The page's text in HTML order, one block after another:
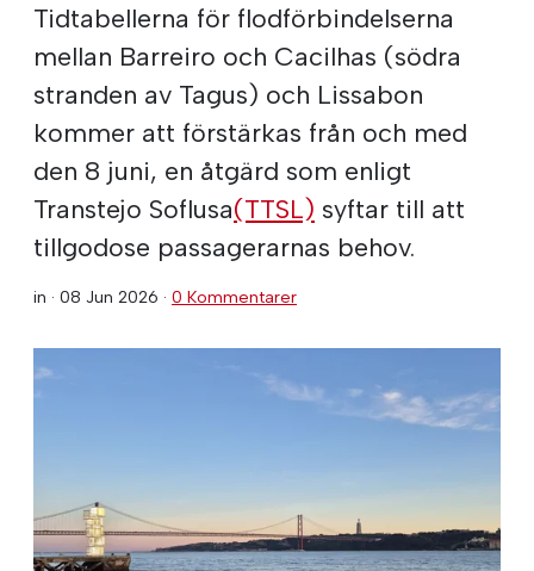
Tidtabellerna för flodförbindelserna
mellan Barreiro och Cacilhas (södra
stranden av Tagus) och Lissabon
kommer att förstärkas från och med
den 8 juni, en åtgärd som enligt
Transtejo Soflusa(TTSL) syftar till att
tillgodose passagerarnas behov.
in · 08 Jun 2026 · 0 Kommentarer